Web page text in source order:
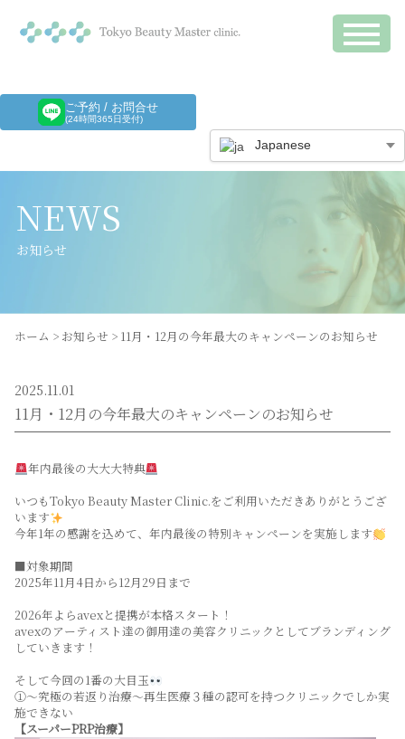
ご予約 / お問合せ
(24時間365日受付)
Japanese
NEWS
お知らせ
ホーム > お知らせ > 11月・12月の今年最大のキャンペーンのお知らせ
2025.11.01
11月・12月の今年最大のキャンペーンのお知らせ
年内最後の大大大特典
いつもTokyo Beauty Master Clinic.をご利用いただきありがとうござ
います
今年1年の感謝を込めて、年内最後の特別キャンペーンを実施します
■対象期間
2025年11月4日から12月29日まで
2026年よらavexと提携が本格スタート！
avexのアーティスト達の御用達の美容クリニックとしてブランディング
していきます！
そして今回の1番の大目玉
①～究極の若返り治療～再生医療３種の認可を持つクリニックでしか実
施できない
【スーパーPRP治療】